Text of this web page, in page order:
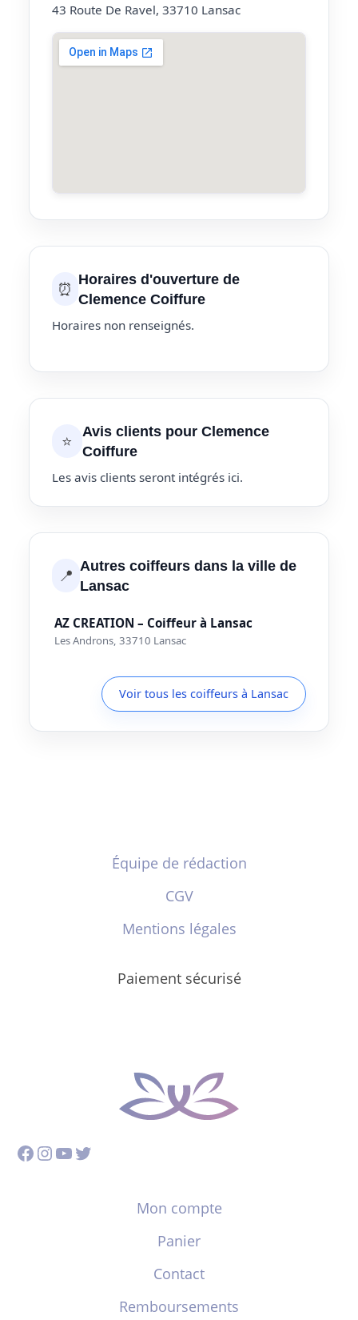
43 Route De Ravel, 33710 Lansac
⏰ Horaires d'ouverture de
Clemence Coiffure
Horaires non renseignés.
⭐
Avis clients pour Clemence
Coiffure
Les avis clients seront intégrés ici.
📍 Autres coiffeurs dans la ville de
Lansac
AZ CREATION – Coiffeur à Lansac
Les Androns, 33710 Lansac
Voir tous les coiffeurs à Lansac
Équipe de rédaction
CGV
Mentions légales
Paiement sécurisé
Facebook
Instagram
YouTube
Twitter
Mon compte
Panier
Contact
Remboursements